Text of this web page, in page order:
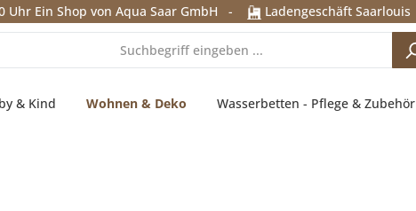
Uhr Ein Shop von Aqua Saar GmbH - Ladengeschäft Saarlouis
& Kind Wohnen & Deko Wasserbetten - Pflege & Zubehör